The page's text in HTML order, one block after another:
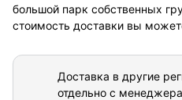
большой парк собственных
стоимость доставки вы
Доставка в другие
отдельно с